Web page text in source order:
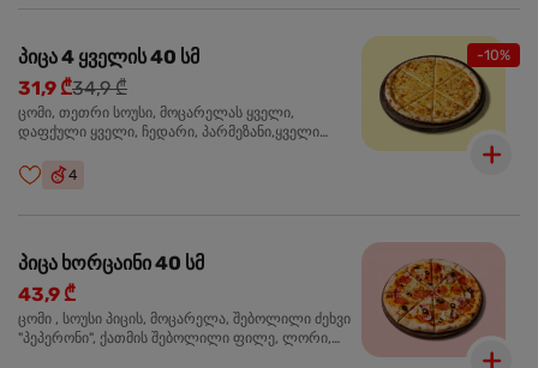
-10%
პიცა 4 ყველის 40 სმ
31,9 ₾34,9 ₾
ცომი, თეთრი სოუსი, მოცარელას ყველი,
დაფქული ყველი, ჩედარი, პარმეზანი,ყველი
4
პიცა ხორცაინი 40 სმ
43,9 ₾
ცომი , სოუსი პიცის, მოცარელა, შებოლილი ძეხვი
"პეპერონი", ქათმის შებოლილი ფილე, ლორი,